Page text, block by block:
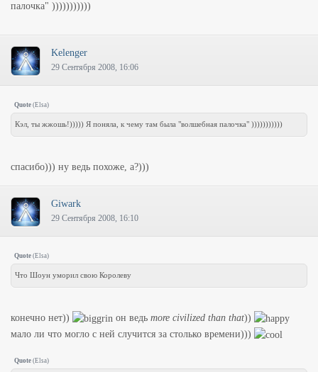
палочка" )))))))))))
Kelenger
29 Сентября 2008, 16:06
Quote (Elsa)
Кэл, ты жжошь!))))) Я поняла, к чему там была "волшебная палочка" )))))))))))
спасибо))) ну ведь похоже, а?)))
Giwark
29 Сентября 2008, 16:10
Quote (Elsa)
Что Шоун уморил свою Королеву
конечно нет)) он ведь more civilized than that))
мало ли что могло с ней случится за столько времени)))
Quote (Elsa)